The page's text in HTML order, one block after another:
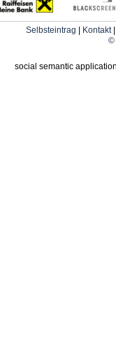
Selbsteintrag Kontakt
©
social semantic